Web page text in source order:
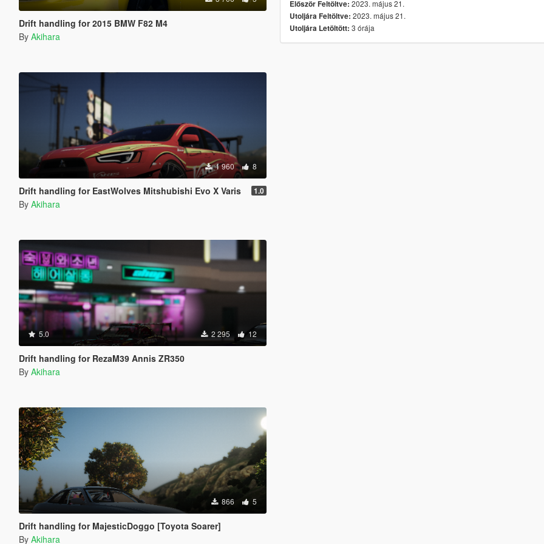
Drift handling for 2015 BMW F82 M4
By Akihara
1 960 8
Drift handling for EastWolves Mitshubishi Evo X Varis 1.0
By Akihara
5.0 2 295 12
Drift handling for RezaM39 Annis ZR350
By Akihara
866 5
Drift handling for MajesticDoggo [Toyota Soarer]
By Akihara
Először Feltöltve: 2023. május 21.
Utoljára Feltöltve: 2023. május 21.
Utoljára Letöltött: 3 órája